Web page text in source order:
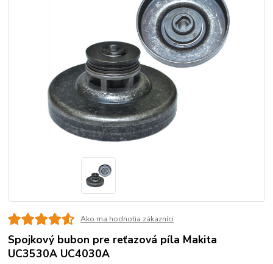
Ako ma hodnotia zákazníci
Spojkový bubon pre reťazová píla Makita
UC3530A UC4030A